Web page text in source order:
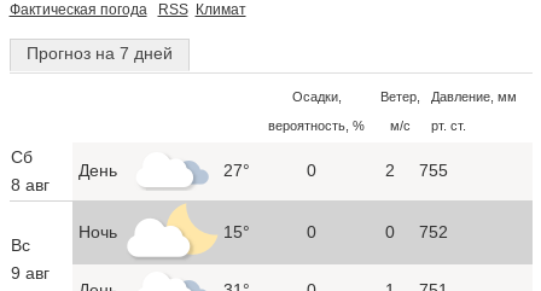
Фактическая погода RSS Климат
Прогноз на 7 дней
Осадки,
вероятность, %
Ветер,
м/с
Давление, мм
рт. ст.
Сб
8 авг
День 27° 0 2 755
Вс
9 авг
Ночь 15° 0 0 752